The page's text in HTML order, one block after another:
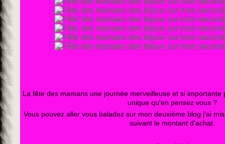
La fête des mamans une journée merveilleuse et si
unique qu'en pensez vous ?
Vous pouvez aller vous baladez sur mon deuxième blog j'ai
suivant le montant d'achat.